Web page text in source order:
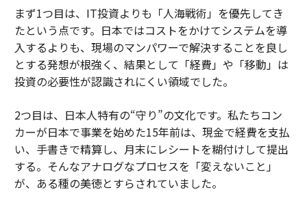
まず1つ目は、IT投資よりも「人海戦術」を優先してき
たという点です。日本ではコストをかけてシステムを導
入するよりも、現場のマンパワーで解決することを良し
とする発想が根強く、結果として「経費」や「移動」は
投資の必要性が認識されにくい領域でした。
2つ目は、日本人特有の“守り”の文化です。私たちコン
カーが日本で事業を始めた15年前は、現金で経費を支払
い、手書きで精算し、月末にレシートを糊付けして提出
する。そんなアナログなプロセスを「変えないこと」
が、ある種の美徳とすらされていました。